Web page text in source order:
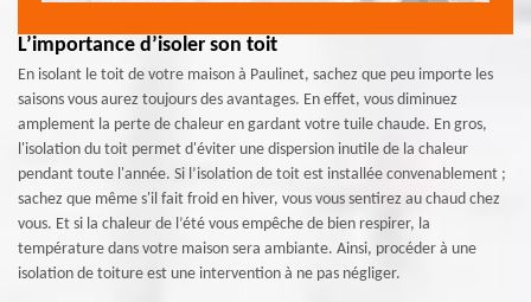
L’importance d’isoler son toit
En isolant le toit de votre maison à Paulinet, sachez que peu importe les
saisons vous aurez toujours des avantages. En effet, vous diminuez
amplement la perte de chaleur en gardant votre tuile chaude. En gros,
l'isolation du toit permet d'éviter une dispersion inutile de la chaleur
pendant toute l'année. Si l’isolation de toit est installée convenablement ;
sachez que même s'il fait froid en hiver, vous vous sentirez au chaud chez
vous. Et si la chaleur de l’été vous empêche de bien respirer, la
température dans votre maison sera ambiante. Ainsi, procéder à une
isolation de toiture est une intervention à ne pas négliger.